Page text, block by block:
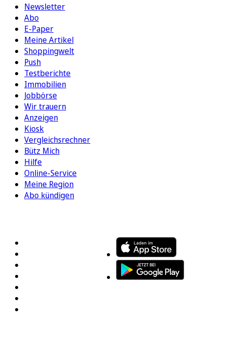
Newsletter
Abo
E-Paper
Meine Artikel
Shoppingwelt
Push
Testberichte
Immobilien
Jobbörse
Wir trauern
Anzeigen
Kiosk
Vergleichsrechner
Bütz Mich
Hilfe
Online-Service
Meine Region
Abo kündigen